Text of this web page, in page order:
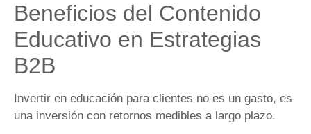
Beneficios del Contenido
Educativo en Estrategias
B2B
Invertir en educación para clientes no es un gasto, es
una inversión con retornos medibles a largo plazo.